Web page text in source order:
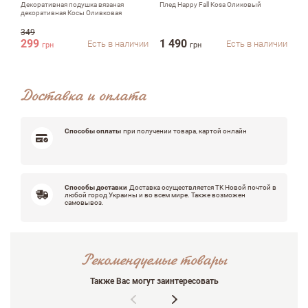
Декоративная подушка вязаная
декоративная Косы Оливковая
349
299 грн Есть в наличии
Плед Happy Fall Kosa Оликовый
1 490 грн Есть в наличии
Доставка и оплата
Способы оплаты при получении товара, картой онлайн
Способы доставки Доставка осуществляется ТК Новой почтой в
любой город Украины и во всем мире. Также возможен
самовывоз.
Рекомендуемые товары
Также Вас могут заинтересовать